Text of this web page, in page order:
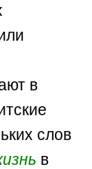
в
слов
в